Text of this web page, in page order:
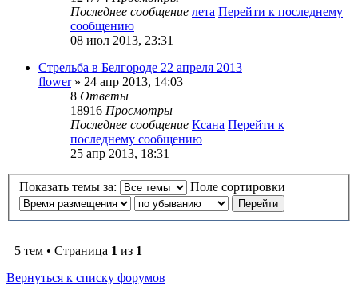
Последнее сообщение лета Перейти к последнему
сообщению
08 июл 2013, 23:31
Стрельба в Белгороде 22 апреля 2013
flower» 24 апр 2013, 14:03
8 Ответы
18916 Просмотры
Последнее сообщение Ксана Перейти к
последнему сообщению
25 апр 2013, 18:31
Показать темы за: Поле сортировки
5 тем • Страница 1 из 1
Вернуться к списку форумов